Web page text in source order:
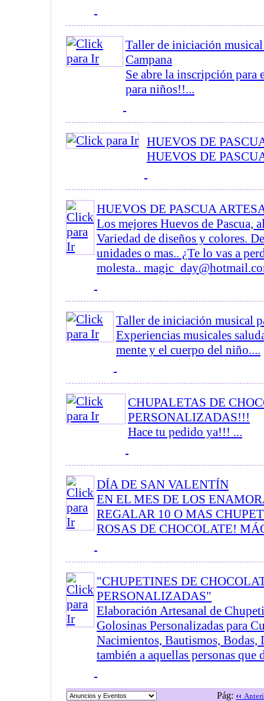
Taller de iniciación
Campana
Se abre la inscripción
para niños!!...
HUEVOS DE
HUEVOS DE
HUEVOS DE PASCUA
Los mejores Huevos de Pascua,
Variedad de diseños y colores.
unidades o mas.. ¿Te lo vas a
molesta..
Taller de iniciación musical
Experiencias musicales
mente y el cuerpo del niño....
CHUPALETAS DE
PERSONALIZADAS!!!
Hace tu pedido ya!!! ...
DÍA DE SAN VALENTÍN
EN EL MES DE LOS
REGALAR 10 O MAS
ROSAS DE CHOCOLATE!
"CHUPETINES DE
PERSONALIZADAS"
Elaboración Artesanal de
Golosinas Personalizadas para
Nacimientos, Bautismos, Bodas,
también a aquellas personas que
Pág: ‹‹